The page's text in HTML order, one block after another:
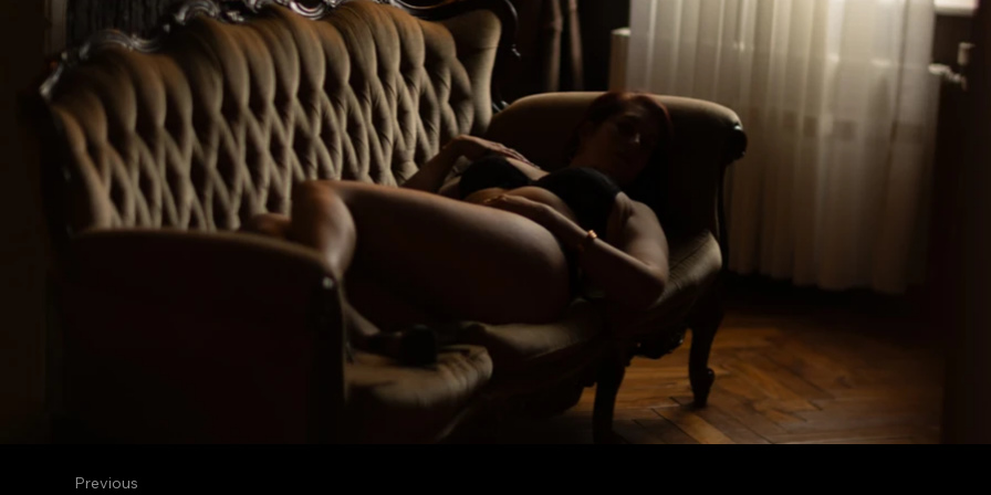
Previous